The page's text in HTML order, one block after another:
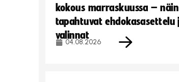
kokous marraskuussa – näin
tapahtuvat ehdokasasettelu
valinnat
04.08.2026